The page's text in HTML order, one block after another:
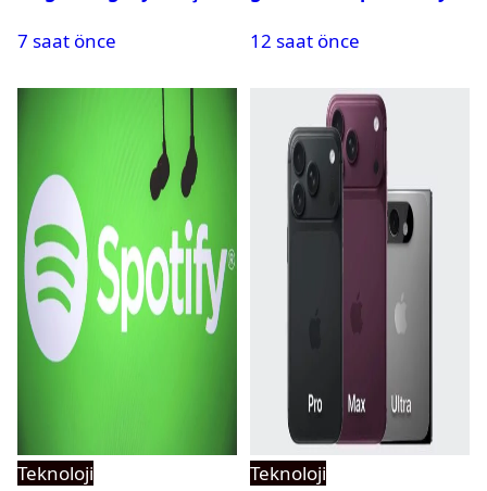
7 saat önce
12 saat önce
Teknoloji
Teknoloji